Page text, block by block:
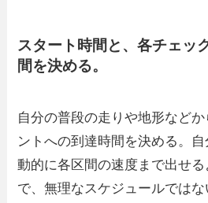
スタート時間と、各チェッ
間を決める。
自分の普段の走りや地形など
ントへの到達時間を決める。
動的に各区間の速度まで出せ
で、無理なスケジュールでは